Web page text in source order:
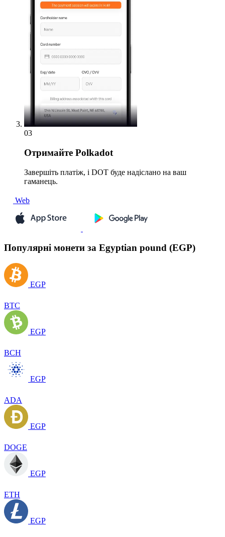
03
Отримайте Polkadot
Завершіть платіж, і DOT буде надіслано на ваш
гаманець.
Web
Популярні монети за Egyptian pound (EGP)
EGP
BTC
EGP
BCH
EGP
ADA
EGP
DOGE
EGP
ETH
EGP